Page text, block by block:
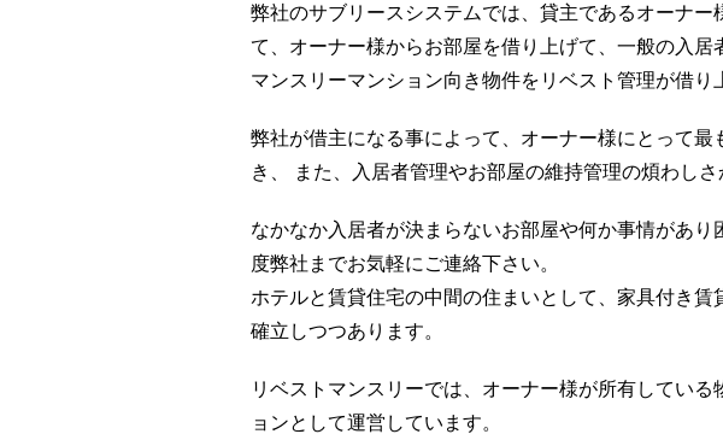
弊社のサブリースシステムでは、貸主であるオーナ
て、オーナー様からお部屋を借り上げて、一般の入
マンスリーマンション向き物件をリベスト管理が借り
弊社が借主になる事によって、オーナー様にとって
き、 また、入居者管理やお部屋の維持管理の煩わしさ
なかなか入居者が決まらないお部屋や何か事情があ
度弊社までお気軽にご連絡下さい。
ホテルと賃貸住宅の中間の住まいとして、家具付き
確立しつつあります。
リベストマンスリーでは、オーナー様が所有してい
ョンとして運営しています。